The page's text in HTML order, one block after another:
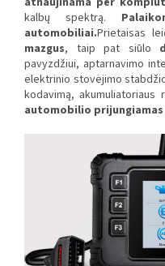
kalbų spektrą.
automobiliai.Prietaisas
mazgus, taip pat siūlo
pavyzdžiui, aptarnavimo
elektrinio stovėjimo
kodavimą, akumuliatoriaus
automobilio prijungiamas